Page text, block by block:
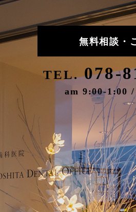
無料相談・
TEL. 078-
am 9:00-1:00